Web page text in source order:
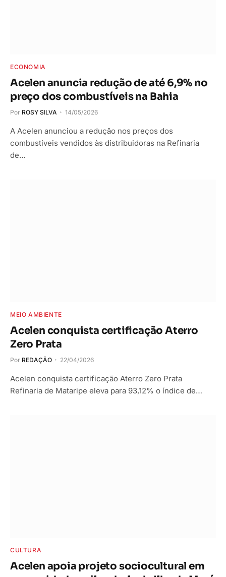
ECONOMIA
Acelen anuncia redução de até 6,9% no
preço dos combustíveis na Bahia
Por ROSY SILVA 14/05/2026
A Acelen anunciou a redução nos preços dos
combustíveis vendidos às distribuidoras na Refinaria
de…
MEIO AMBIENTE
Acelen conquista certificação Aterro
Zero Prata
Por REDAÇÃO 22/04/2026
Acelen conquista certificação Aterro Zero Prata
Refinaria de Mataripe eleva para 93,12% o índice de…
CULTURA
Acelen apoia projeto sociocultural em